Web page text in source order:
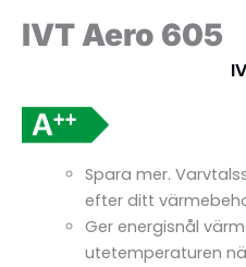
IVT Aero 605
Spara mer.
efter ditt
Ger energisnål
utetemperaturen